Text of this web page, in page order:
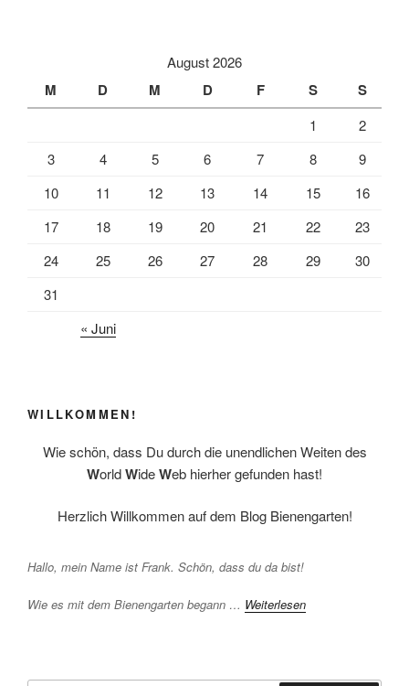
o
n
August 2026
M D M D F S S
1
2
3
4 5 6 7 8
9
10
11 12 13 14 15
16
17
18 19 20 21 22
23
24
25 26 27 28 29
30
31
« Juni
WILLKOMMEN!
Wie schön, dass Du durch die unendlichen Weiten des
WorldWideWeb hierher gefunden hast!
Herzlich Willkommen auf dem Blog Bienengarten!
Hallo, mein Name ist Frank. Schön, dass du da bist!
Wie es mit dem Bienengarten begann … Weiterlesen